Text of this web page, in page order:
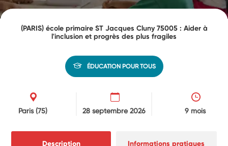
(PARIS) école primaire ST Jacques Cluny 75005 : Aider à
l'inclusion et progrès des plus fragiles
ÉDUCATION POUR TOUS
Paris(75) 28 septembre 2026 9 mois
Description Informations pratiques